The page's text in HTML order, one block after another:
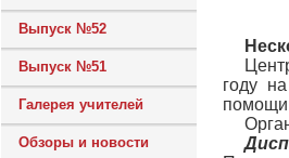
Выпуск №52
Выпуск №51
Галерея учителей
Обзоры и новости
году
помощи